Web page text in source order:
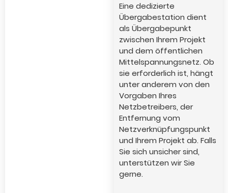
Eine dedizierte
Übergabestation dient
als Übergabepunkt
zwischen Ihrem Projekt
und dem öffentlichen
Mittelspannungsnetz. Ob
sie erforderlich ist, hängt
unter anderem von den
Vorgaben Ihres
Netzbetreibers, der
Entfernung vom
Netzverknüpfungspunkt
und Ihrem Projekt ab. Falls
Sie sich unsicher sind,
unterstützen wir Sie
gerne.